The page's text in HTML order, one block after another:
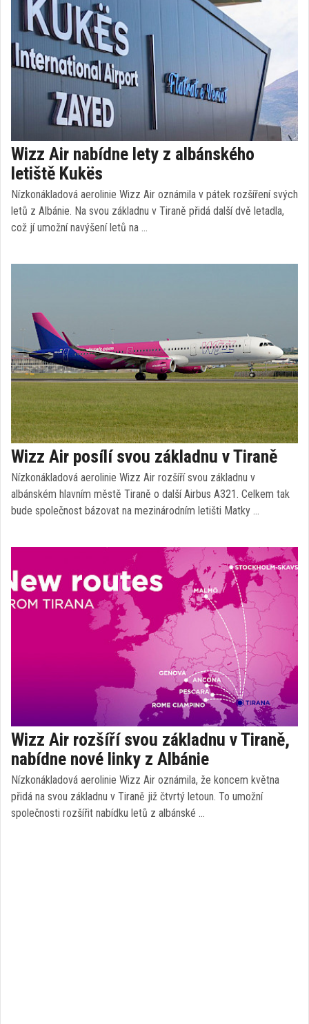
Wizz Air nabídne lety z albánského
letiště Kukës
Nízkonákladová aerolinie Wizz Air oznámila v pátek rozšíření svých
letů z Albánie. Na svou základnu v Tiraně přidá další dvě letadla,
což jí umožní navýšení letů na …
Wizz Air posílí svou základnu v Tiraně
Nízkonákladová aerolinie Wizz Air rozšíří svou základnu v
albánském hlavním městě Tiraně o další Airbus A321. Celkem tak
bude společnost bázovat na mezinárodním letišti Matky …
Wizz Air rozšíří svou základnu v Tiraně,
nabídne nové linky z Albánie
Nízkonákladová aerolinie Wizz Air oznámila, že koncem května
přidá na svou základnu v Tiraně již čtvrtý letoun. To umožní
společnosti rozšířit nabídku letů z albánské …